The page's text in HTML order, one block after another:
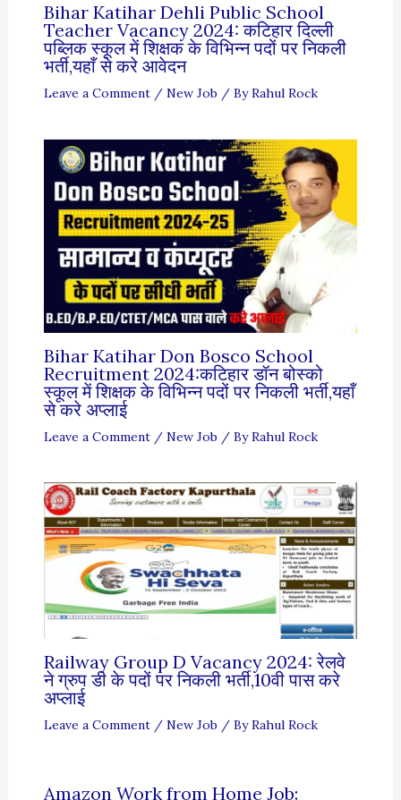
Bihar Katihar Dehli Public School
Teacher Vacancy 2024: कटिहार दिल्ली
पब्लिक स्कूल में शिक्षक के विभिन्न पदों पर निकली
भर्ती,यहाँ से करे आवेदन
Leave a Comment / New Job / ByRahul Rock
Bihar Katihar Don Bosco School
Recruitment 2024:कटिहार डॉन बोस्को
स्कूल में शिक्षक के विभिन्न पदों पर निकली भर्ती,यहाँ
से करे अप्लाई
Leave a Comment / New Job / ByRahul Rock
Railway Group D Vacancy 2024: रेलवे
ने ग्रुप डी के पदों पर निकली भर्ती,10वी पास करे
अप्लाई
Leave a Comment / New Job / ByRahul Rock
Amazon Work from Home Job: